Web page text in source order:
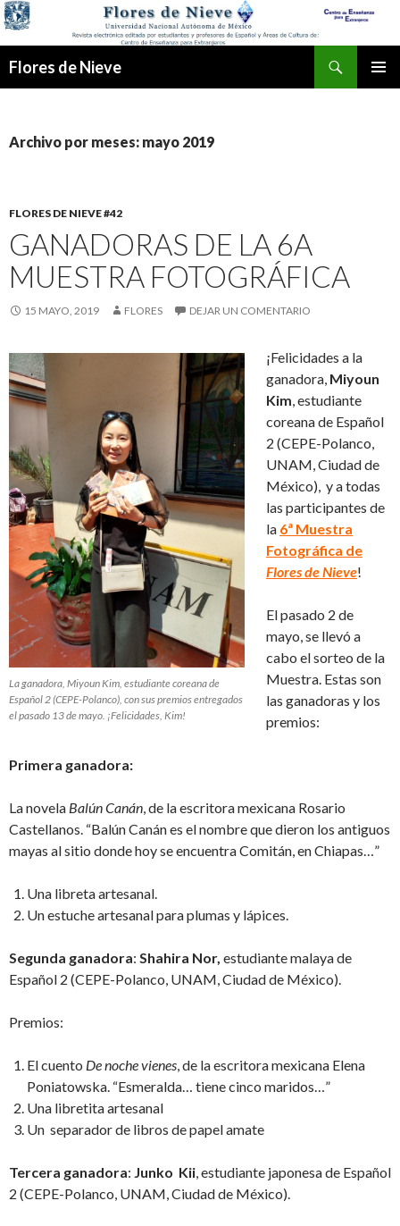
Flores de Nieve
Archivo por meses: mayo 2019
FLORES DE NIEVE #42
GANADORAS DE LA 6A
MUESTRA FOTOGRÁFICA
15 MAYO, 2019 FLORES DEJAR UN COMENTARIO
La ganadora, Miyoun Kim, estudiante coreana de
Español 2 (CEPE-Polanco), con sus premios entregados
el pasado 13 de mayo. ¡Felicidades, Kim!
¡Felicidades a la
ganadora, Miyoun
Kim , estudiante
coreana de Español
2 (CEPE-Polanco,
UNAM, Ciudad de
México), y a todas
las participantes de
la 6ª Muestra
Fotográfica de
Flores de Nieve!
El pasado 2 de
mayo, se llevó a
cabo el sorteo de la
Muestra. Estas son
las ganadoras y los
premios:
Primera ganadora:
La novela Balún Canán , de la escritora mexicana Rosario
Castellanos. “Balún Canán es el nombre que dieron los antiguos
mayas al sitio donde hoy se encuentra Comitán, en Chiapas…”
Una libreta artesanal.
Un estuche artesanal para plumas y lápices.
Segunda ganadora: Shahira Nor, estudiante malaya de
Español 2 (CEPE-Polanco, UNAM, Ciudad de México).
Premios:
El cuento De noche vienes , de la escritora mexicana Elena
Poniatowska. “Esmeralda… tiene cinco maridos…”
Una libretita artesanal
Un separador de libros de papel amate
Tercera ganadora: Junko Kii , estudiante japonesa de Español
2 (CEPE-Polanco, UNAM, Ciudad de México).